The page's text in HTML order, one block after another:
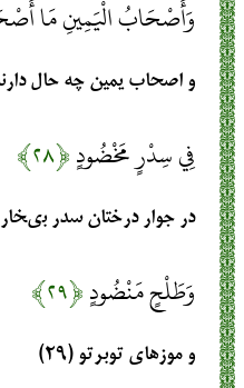
وَأَصْحَابُ الْيَمِينِ مَا
و اصحاب يمين چه حال
فِي سِدْرٍ مَخْضُودٍ﴿۲۸﴾
در جوار درختان سدر بى‏خار
وَطَلْحٍ مَنْضُودٍ﴿۲۹﴾
و موزهاى توبرتو (۲۹)